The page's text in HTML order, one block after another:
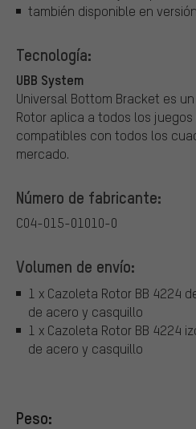
también disponible en
Tecnología:
UBB System
Universal Bottom Bracket es
Rotor aplica a todos los
compatibles con todos los
mercado.
Número de fabricante:
C04-015-01010-0
Volumen de envío:
1 x Cazoleta Rotor BB 4224
de acero y casquillo
1 x Cazoleta Rotor BB 4224
de acero y casquillo
Peso: